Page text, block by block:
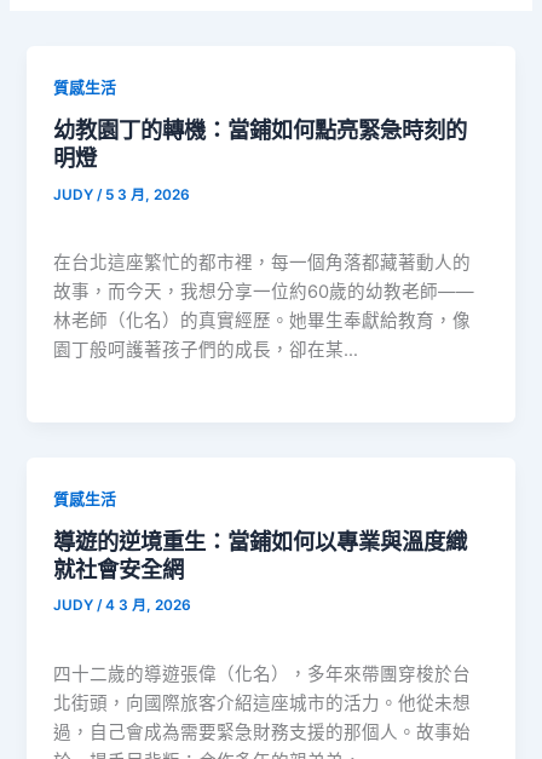
質感生活
幼教園丁的轉機：當鋪如何點亮緊急時刻的
明燈
JUDY / 5 3 月, 2026
在台北這座繁忙的都市裡，每一個角落都藏著動人的
故事，而今天，我想分享一位約60歲的幼教老師——
林老師（化名）的真實經歷。她畢生奉獻給教育，像
園丁般呵護著孩子們的成長，卻在某…
質感生活
導遊的逆境重生：當鋪如何以專業與溫度織
就社會安全網
JUDY/4 3 月, 2026
四十二歲的導遊張偉（化名），多年來帶團穿梭於台
北街頭，向國際旅客介紹這座城市的活力。他從未想
過，自己會成為需要緊急財務支援的那個人。故事始